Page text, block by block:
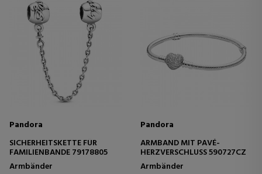
Pandora
SICHERHEITSKETTE FÜR
FAMILIENBANDE 79178805
Armbänder
Pandora
ARMBAND MIT PAVÉ-
HERZVERSCHLUSS 590727CZ
Armbänder